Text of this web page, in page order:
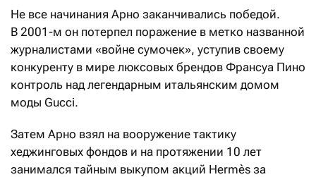
Не все начинания Арно заканчивались победой.
В 2001-м он потерпел поражение в метко названной
журналистами «войне сумочек», уступив своему
конкуренту в мире люксовых брендов Франсуа Пино
контроль над легендарным итальянским домом
моды Gucci.
Затем Арно взял на вооружение тактику
хеджинговых фондов и на протяжении 10 лет
занимался тайным выкупом акций Hermès за